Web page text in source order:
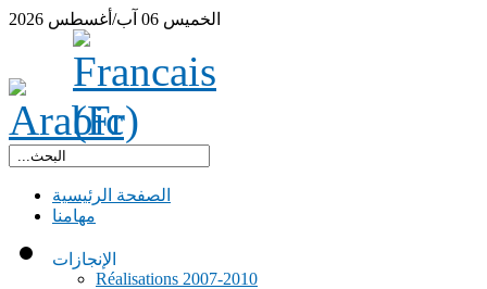
الخميس 06 آب/أغسطس 2026
الصفحة الرئيسية
مهامنا
الإنجازات
Réalisations 2007-2010